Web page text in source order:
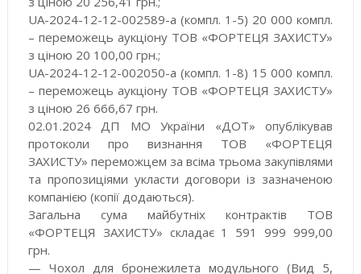
UA-2024-12-12-002589-a (компл. 1-5) 20 000 компл.
– переможець аукціону ТОВ «ФОРТЕЦЯ ЗАХИСТУ»
з ціною 20 100,00 грн.;
UA-2024-12-12-002050-a (компл. 1-8) 15 000 компл.
– переможець аукціону ТОВ «ФОРТЕЦЯ ЗАХИСТУ»
з ціною 26 666,67 грн.
02.01.2024 ДП МО України «ДОТ» опублікував
протоколи про визнання ТОВ «ФОРТЕЦЯ
ЗАХИСТУ» переможцем за всіма трьома закупівлями
та пропозиціями укласти договори із зазначеною
компанією (копії додаються).
Загальна сума майбутніх контрактів ТОВ
«ФОРТЕЦЯ ЗАХИСТУ» складає 1 591 999 999,00
грн.
— Чохол для бронежилета модульного (Вид 5,